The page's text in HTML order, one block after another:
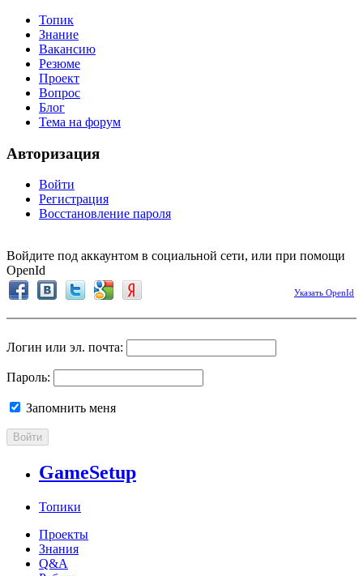
Топик
Знание
Вакансию
Резюме
Проект
Вопрос
Блог
Тема на форум
Авторизация
Войти
Регистрация
Восстановление пароля
Войдите под аккаунтом в социальной сети, или при помощи
OpenId
Указать OpenId
Логин или эл. почта:
Пароль:
Запомнить меня
Войти
GameSetup
Топики
Проекты
Знания
Q&A